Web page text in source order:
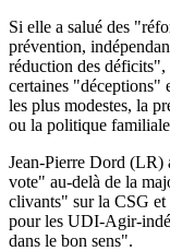
Si elle a salué des
prévention,
réduction des
certaines "déceptions"
les plus modestes, la
ou la politique
Jean-Pierre Dord (LR)
vote" au-delà de la
clivants" sur la CSG
pour les UDI-Agir-
dans le bon sens".